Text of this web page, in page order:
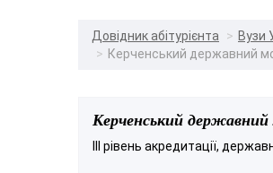
Довідник абітурієнта
Вузи
Керченський державний
Керченський державний
III рівень акредитації,